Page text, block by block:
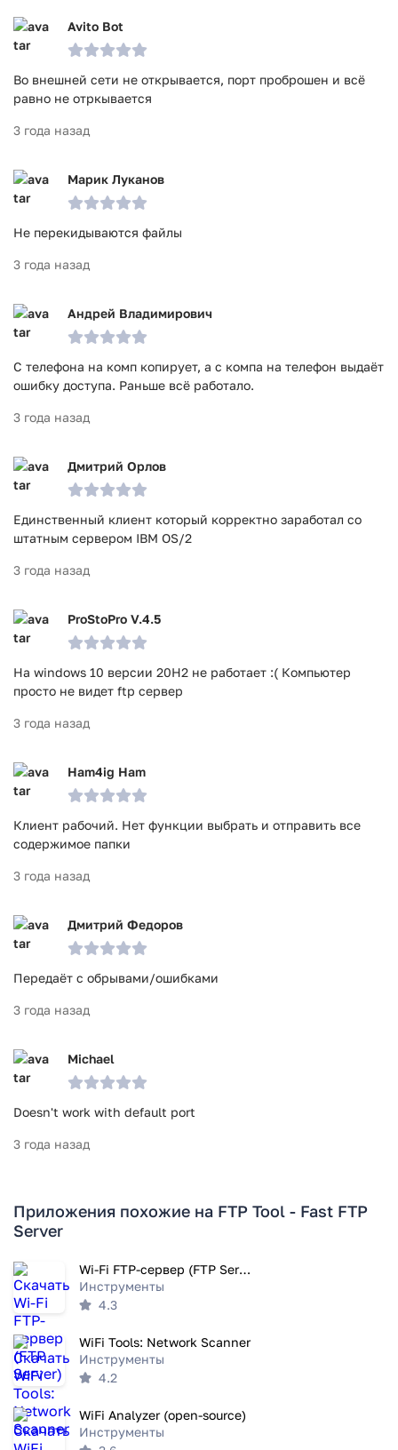
Avito Bot
Во внешней сети не открывается, порт проброшен и всё
равно не отркывается
3 года назад
Марик Луканов
Не перекидываются файлы
3 года назад
Андрей Владимирович
С телефона на комп копирует, а с компа на телефон выдаёт
ошибку доступа. Раньше всё работало.
3 года назад
Дмитрий Орлов
Единственный клиент который корректно заработал со
штатным сервером IBM OS/2
3 года назад
ProStoPro V.4.5
На windows 10 версии 20H2 не работает :( Компьютер
просто не видет ftp сервер
3 года назад
Ham4ig Ham
Клиент рабочий. Нет функции выбрать и отправить все
содержимое папки
3 года назад
Дмитрий Федоров
Передаёт с обрывами/ошибками
3 года назад
Michael
Doesn't work with default port
3 года назад
Приложения похожие на FTP Tool - Fast FTP
Server
Wi-Fi FTP-сервер (FTP Server)
Инструменты
4.3
WiFi Tools: Network Scanner
Инструменты
4.2
WiFi Analyzer (open-source)
Инструменты